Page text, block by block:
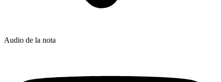
Audio de la nota